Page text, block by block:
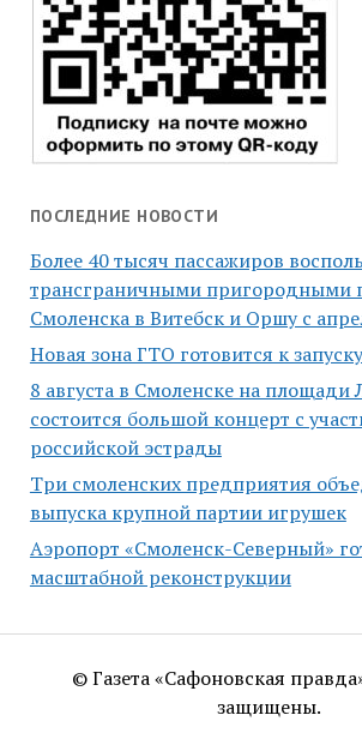
ПОСЛЕДНИЕ НОВОСТИ
Более 40 тысяч пассажиров
трансграничными пригородными
Смоленска в Витебск и Оршу с
Новая зона ГТО готовится к запуску
8 августа в Смоленске на площади
состоится большой концерт с
российской эстрады
Три смоленских предприятия
выпуска крупной партии игрушек
Аэропорт «Смоленск-Северный»
масштабной реконструкции
© Газета «Сафоновская
защищены.